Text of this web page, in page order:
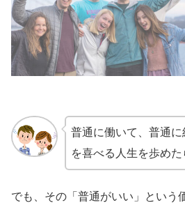
普通に働いて、普通
を喜べる人生を歩めた
でも、その「普通がいい」という